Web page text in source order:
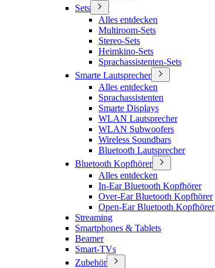
Sets
Alles entdecken
Multiroom-Sets
Stereo-Sets
Heimkino-Sets
Sprachassistenten-Sets
Smarte Lautsprecher
Alles entdecken
Sprachassistenten
Smarte Displays
WLAN Lautsprecher
WLAN Subwoofers
Wireless Soundbars
Bluetooth Lautsprecher
Bluetooth Kopfhörer
Alles entdecken
In-Ear Bluetooth Kopfhörer
Over-Ear Bluetooth Kopfhörer
Open-Ear Bluetooth Kopfhörer
Streaming
Smartphones & Tablets
Beamer
Smart-TVs
Zubehör